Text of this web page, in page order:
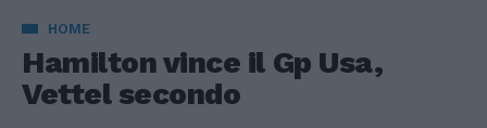
HOME
Hamilton vince il Gp Usa,
Vettel secondo